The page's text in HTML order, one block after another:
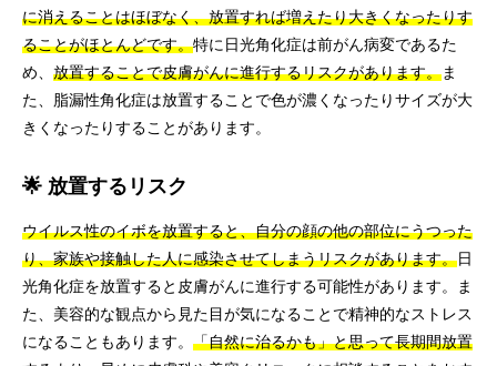
に消えることはほぼなく、放置すれば増えたり大きくなったりす
ることがほとんどです。特に日光角化症は前がん病変であるた
め、 放置することで皮膚がんに進行するリスクがあります。ま
た、脂漏性角化症は放置することで色が濃くなったりサイズが大
きくなったりすることがあります。
🌟 放置するリスク
ウイルス性のイボを放置すると、自分の顔の他の部位にうつった
り、家族や接触した人に感染させてしまうリスクがあります。日
光角化症を放置すると皮膚がんに進行する可能性があります。ま
た、美容的な観点から見た目が気になることで精神的なストレス
になることもあります。 「自然に治るかも」と思って長期間放置